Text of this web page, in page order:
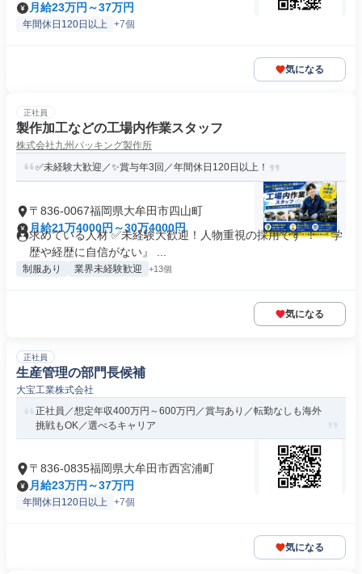
月給23万円～37万円
年間休日120日以上 +7個
気になる
正社員
製作加工などの工場内作業スタッフ
株式会社九州パッキング製作所
✅未経験大歓迎／✨賞与年3回／年間休日120日以上！
〒836-0067福岡県大牟田市四山町
月給21万4000円～30万4000円
求めている人材 ✅未経験大歓迎！人物重視の採用です ！ 『学
歴や経歴に自信がない』 ...
制服あり 業界未経験歓迎 +13個
気になる
正社員
生産管理の部門長候補
大宝工業株式会社
正社員／想定年収400万円～600万円／賞与あり／転勤なしも海外
挑戦もOK／選べるキャリア
〒836-0835福岡県大牟田市西宮浦町
月給23万円～37万円
年間休日120日以上 +7個
気になる